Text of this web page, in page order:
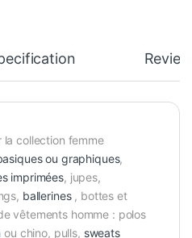
la collection femme
ou graphiques,
imprimées, jupes,
ballerines , bottes et
vêtements homme : polos
ou chino, pulls, sweats